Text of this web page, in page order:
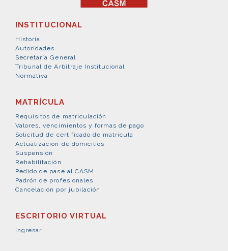
INSTITUCIONAL
Historia
Autoridades
Secretaría General
Tribunal de Arbitraje Institucional
Normativa
MATRÍCULA
Requisitos de matriculación
Valores, vencimientos y formas de pago
Solicitud de certificado de matrícula
Actualización de domicilios
Suspensión
Rehabilitación
Pedido de pase al CASM
Padrón de profesionales
Cancelación por jubilación
ESCRITORIO VIRTUAL
Ingresar